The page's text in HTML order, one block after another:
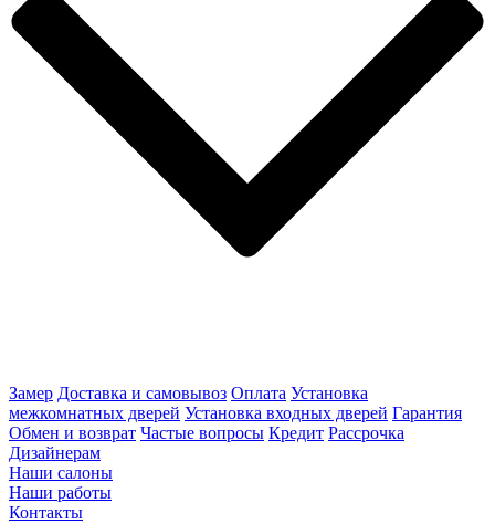
Замер Доставка и самовывоз Оплата Установка
межкомнатных дверей Установка входных дверей Гарантия
Обмен и возврат Частые вопросы Кредит Рассрочка
Дизайнерам
Наши салоны
Наши работы
Контакты